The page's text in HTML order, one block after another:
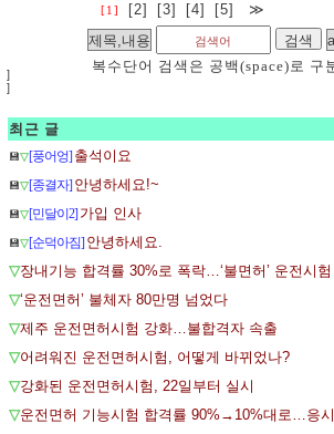
[1] [2] [3] [4] [5] ≫
복수단어 검색은 공백(space)로 구
]
]
최근 글
💾▽[풍어엉] 출석이요
💾▽[종결자] 안녕하세요!~
💾▽[민달이2] 가입 인사
💾▽[순덕아짐] 안녕하세요.
▽장내기능 합격률 30%로 폭락…‘불면허’ 운전시험
▽‘운전면허’ 불체자 80만명 넘었다
▽제주 운전면허시험 강화…불합격자 속출
▽어려워진 운전면허시험, 어떻게 바뀌었나?
▽강화된 운전면허시험, 22일부터 실시
▽운전면허 기능시험 합격률 90%→10%대로…응